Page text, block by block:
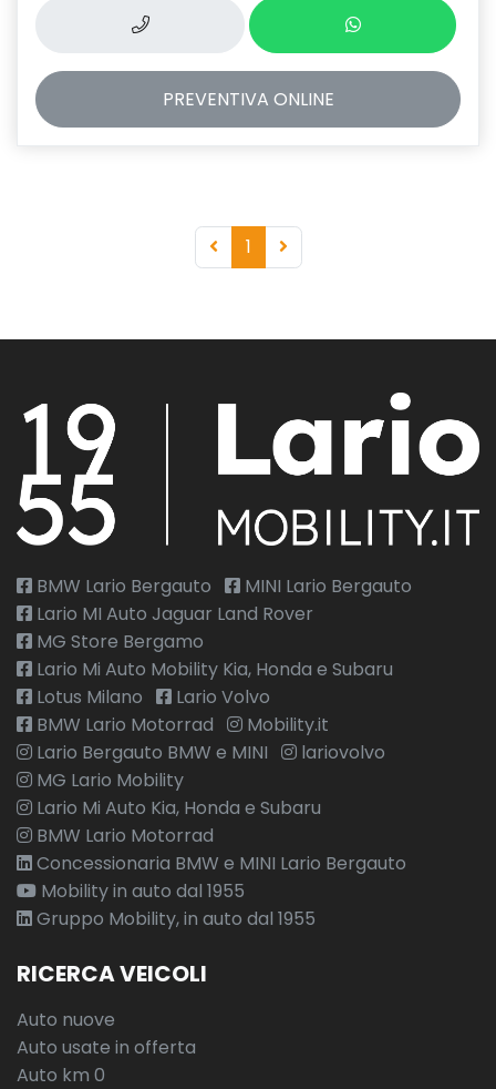
PREVENTIVA ONLINE
1
BMW Lario Bergauto
MINI Lario Bergauto
Lario MI Auto Jaguar Land Rover
MG Store Bergamo
Lario Mi Auto Mobility Kia, Honda e Subaru
Lotus Milano
Lario Volvo
BMW Lario Motorrad
Mobility.it
Lario Bergauto BMW e MINI
lariovolvo
MG Lario Mobility
Lario Mi Auto Kia, Honda e Subaru
BMW Lario Motorrad
Concessionaria BMW e MINI Lario Bergauto
Mobility in auto dal 1955
Gruppo Mobility, in auto dal 1955
RICERCA VEICOLI
Auto nuove
Auto usate in offerta
Auto km 0